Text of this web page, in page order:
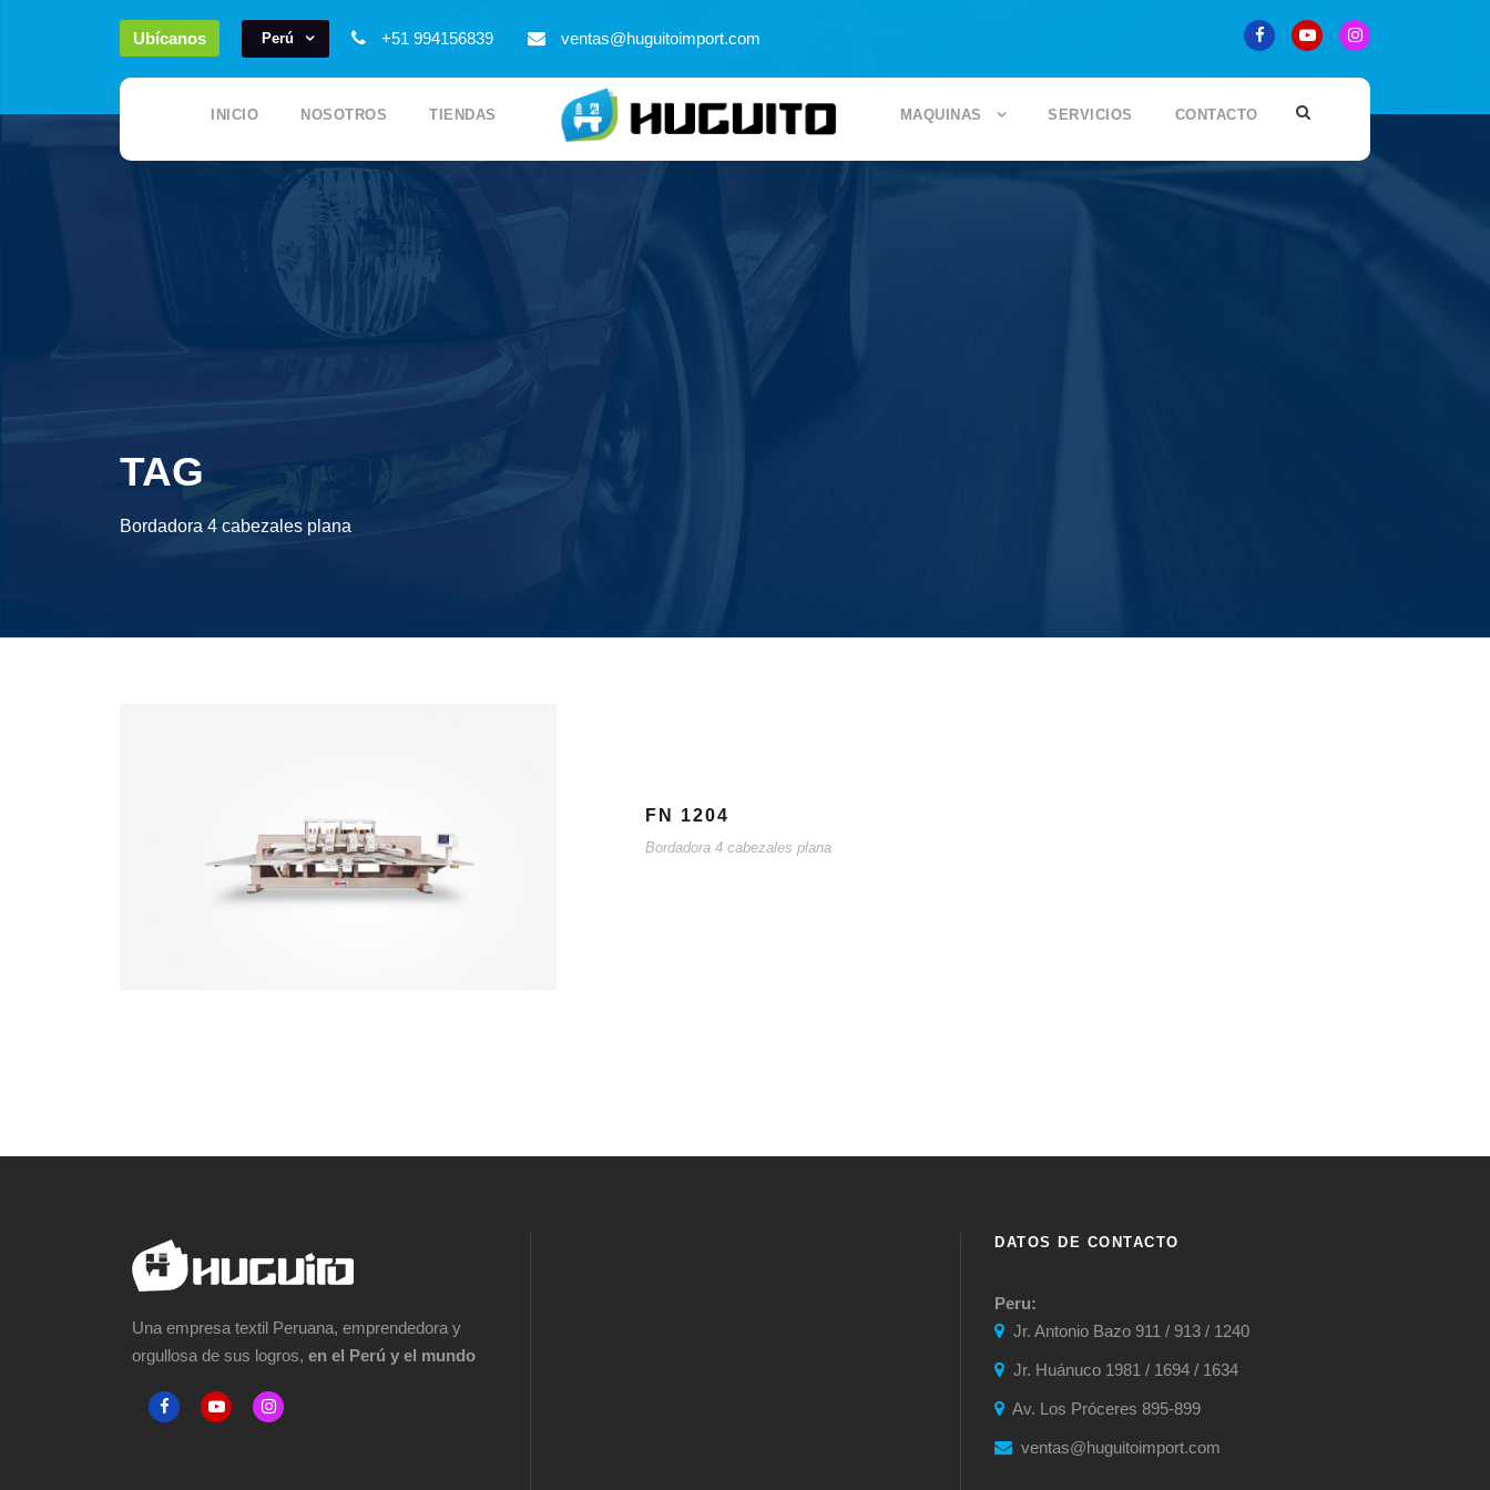
Ubícanos Perú +51 994156839 ventas@huguitoimport.com
INICIO NOSOTROS TIENDAS MAQUINAS SERVICIOS CONTACTO
TAG
Bordadora 4 cabezales plana
FN 1204
Bordadora 4 cabezales plana
Una empresa textil Peruana, emprendedora y
orgullosa de sus logros, en el Perú y el mundo
DATOS DE CONTACTO
Peru:
Jr. Antonio Bazo 911 / 913 / 1240
Jr. Huánuco 1981 / 1694 / 1634
Av. Los Próceres 895-899
ventas@huguitoimport.com